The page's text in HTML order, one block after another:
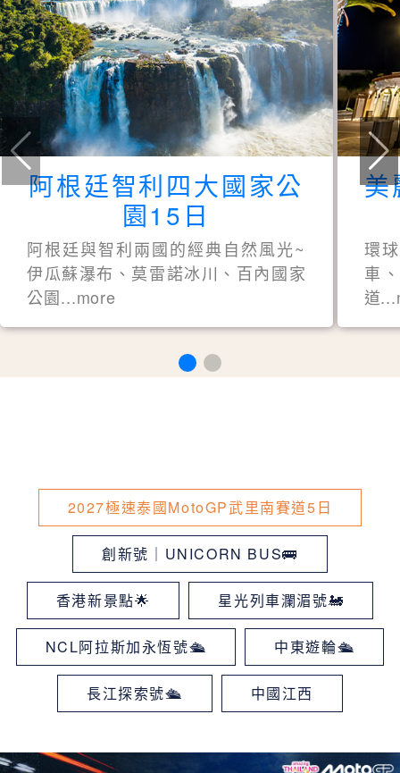
阿根廷智利四大國家公
園15日
阿根廷與智利兩國的經典自然風光~
伊瓜蘇瀑布、莫雷諾冰川、百內國家
公園...more
美
環
車
道
2027極速泰國MotoGP武里南賽道5日
創新號｜UNICORN BUS🚌
香港新景點🌟 星光列車瀾湄號🚂
NCL阿拉斯加永恆號🛳 中東遊輪🛳
長江探索號🛳 中國江西